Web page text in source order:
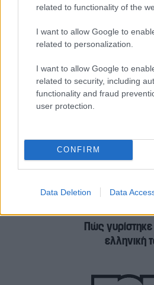
related to functionality of the
I want to allow Google to
related to personalization.
I want to allow Google to
related to security, including
functionality and fraud
user protection.
CONFIRM
Data Deletion Data
ΑΜΕΡΙΣΣΑ ΜΠΑΣΤΑ
ΜΙΚΡΕΣ ΑΝΑΣΕΣ
To ΚΛΙΚ στα
ταινίας του
Πώς
ελληνική